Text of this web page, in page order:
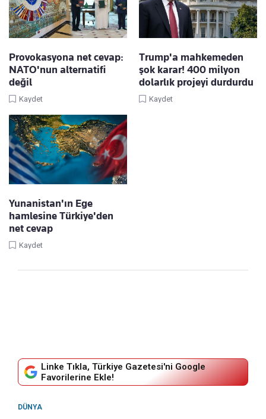
Provokasyona net cevap:
NATO'nun alternatifi
değil
Kaydet
Trump'a mahkemeden
şok karar! 400 milyon
dolarlık projeyi durdurdu
Kaydet
Yunanistan'ın Ege
hamlesine Türkiye'den
net cevap
Kaydet
Linke Tıkla, Türkiye Gazetesi'ni Google
Favorilerine Ekle!
DÜNYA